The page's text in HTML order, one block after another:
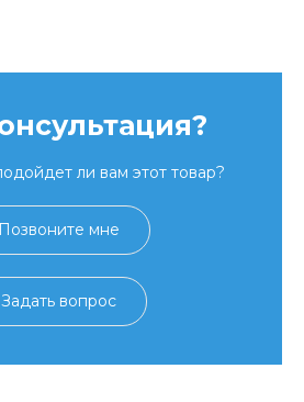
ли вам этот товар?
Позвоните мне
Задать вопрос